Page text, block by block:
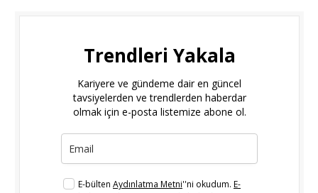
Trendleri Yakala
Kariyere ve gündeme dair en güncel
tavsiyelerden ve trendlerden haberdar
olmak için e-posta listemize abone ol.
E-bülten Aydınlatma Metni''ni okudum. E-